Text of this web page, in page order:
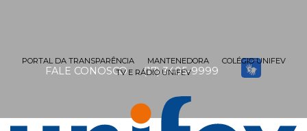
FALE CONOSCO (17) 3405-9999
PORTAL DA TRANSPARÊNCIA MANTENEDORA
COLÉGIO UNIFEV
TV E RÁDIO UNIFEV